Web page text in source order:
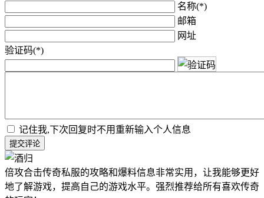
名称(*)
邮箱
网址
验证码(*)
记住我,下次回复时不用重新输入个人信息
提交评论
倍攻合击传奇私服的攻略和爆料信息非常实用，让我能够更好
地了解游戏，提高自己的游戏水平。强烈推荐给所有喜欢传奇